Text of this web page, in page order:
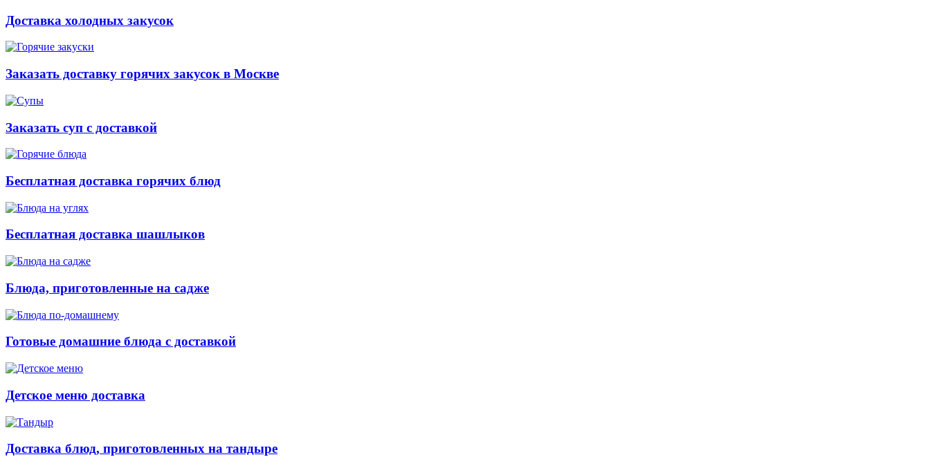
Доставка холодных закусок
Заказать доставку горячих закусок в Москве
Заказать суп с доставкой
Бесплатная доставка горячих блюд
Бесплатная доставка шашлыков
Блюда, приготовленные на садже
Готовые домашние блюда с доставкой
Детское меню доставка
Доставка блюд, приготовленных на тандыре